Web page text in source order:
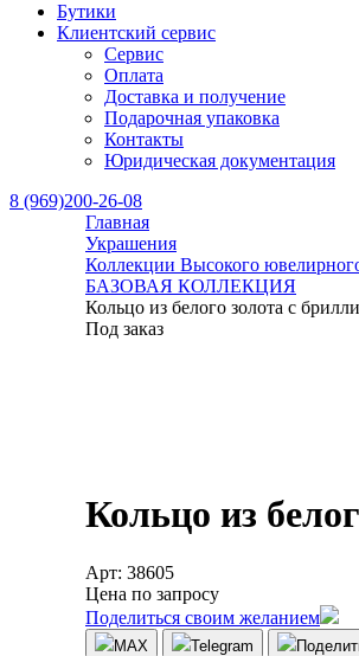
Бутики
Клиентский сервис
Сервис
Оплата
Доставка и получение
Подарочная упаковка
Контакты
Юридическая документация
8 (969)200-26-08
Главная
Украшения
Коллекции Высокого
БАЗОВАЯ КОЛЛЕКЦИЯ
Кольцо из белого золота с
Под заказ
Кольцо из
Арт: 38605
Цена по запросу
Поделиться своим желанием
MAX Telegram